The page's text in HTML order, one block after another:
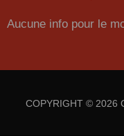
Aucune info pour le
COPYRIGHT © 2026